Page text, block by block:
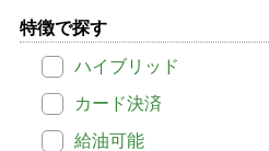
特徴で探す
ハイブリッド
カード決済
給油可能